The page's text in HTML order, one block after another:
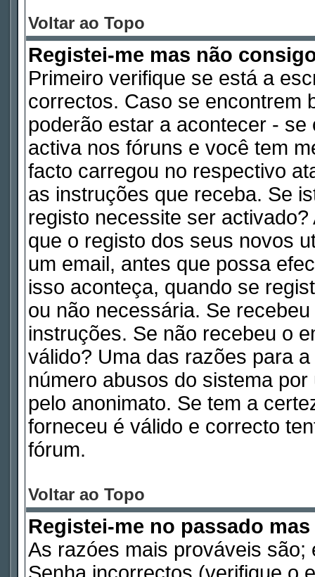
Voltar ao Topo
Registei-me mas não
Primeiro verifique se está a
correctos. Caso se encontrem
poderão estar a acontecer -
activa nos fóruns e você tem
facto carregou no respectivo
as instruções que receba. Se
registo necessite ser
que o registo dos seus novos
um email, antes que possa
isso aconteça, quando se
ou não necessária. Se
instruções. Se não recebeu o
válido? Uma das razões para
número abusos do sistema
pelo anonimato. Se tem a
forneceu é válido e correcto
fórum.
Voltar ao Topo
Registei-me no passado
As razóes mais prováveis